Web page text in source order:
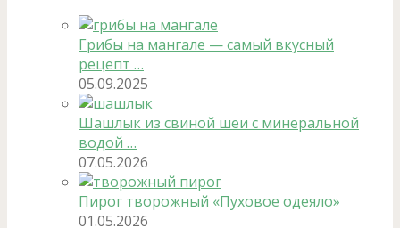
Грибы на мангале — самый вкусный
рецепт …
05.09.2025
Шашлык из свиной шеи с минеральной
водой …
07.05.2026
Пирог творожный «Пуховое одеяло»
01.05.2026